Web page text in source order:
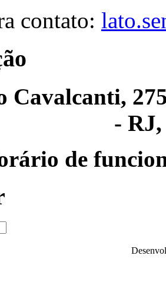
contato:
Cavalcanti,
- RJ,
de